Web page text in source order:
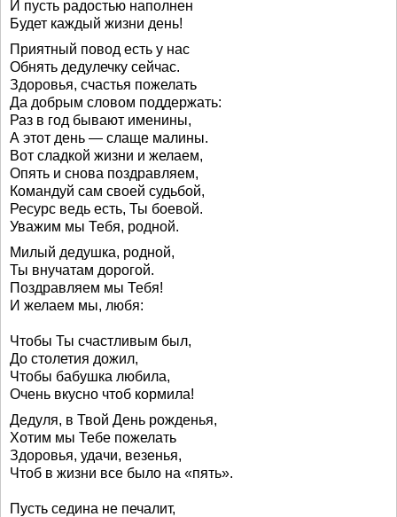
И пусть радостью наполнен
Будет каждый жизни день!
Приятный повод есть у нас
Обнять дедулечку сейчас.
Здоровья, счастья пожелать
Да добрым словом поддержать:
Раз в год бывают именины,
А этот день — слаще малины.
Вот сладкой жизни и желаем,
Опять и снова поздравляем,
Командуй сам своей судьбой,
Ресурс ведь есть, Ты боевой.
Уважим мы Тебя, родной.
Милый дедушка, родной,
Ты внучатам дорогой.
Поздравляем мы Тебя!
И желаем мы, любя:
Чтобы Ты счастливым был,
До столетия дожил,
Чтобы бабушка любила,
Очень вкусно чтоб кормила!
Дедуля, в Твой День рожденья,
Хотим мы Тебе пожелать
Здоровья, удачи, везенья,
Чтоб в жизни все было на «пять».
Пусть седина не печалит,